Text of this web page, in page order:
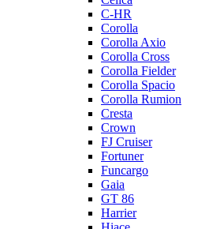
C-HR
Corolla
Corolla Axio
Corolla Cross
Corolla Fielder
Corolla Spacio
Corolla Rumion
Cresta
Crown
FJ Cruiser
Fortuner
Funcargo
Gaia
GT 86
Harrier